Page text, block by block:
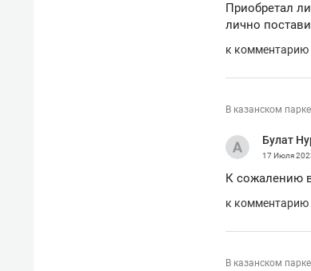
Приобретал
лично
к комментарию
В казанском
Булат
17 Июля
К сожалению
к комментарию
В казанском
создают оазис жилого